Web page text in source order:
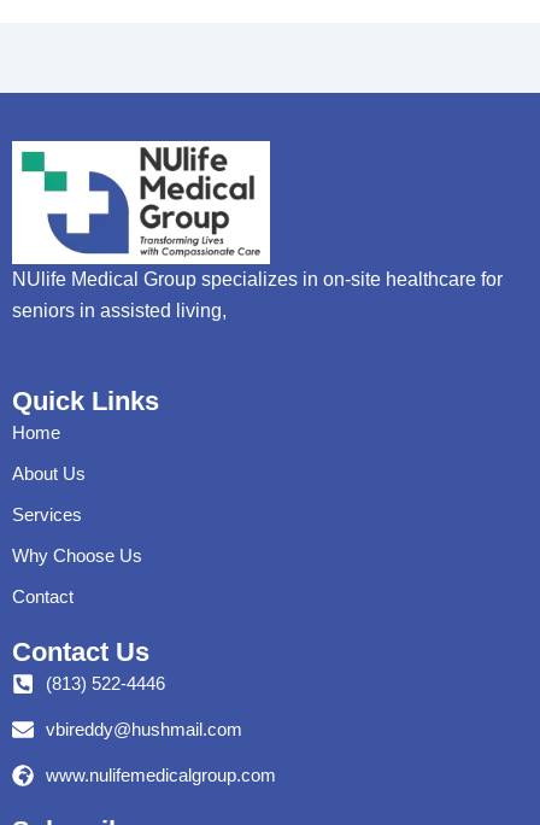
NUlife Medical Group specializes in on-site healthcare for
seniors in assisted living,
Quick Links
Home
About Us
Services
Why Choose Us
Contact
Contact Us
(813) 522-4446
vbireddy@hushmail.com
www.nulifemedicalgroup.com